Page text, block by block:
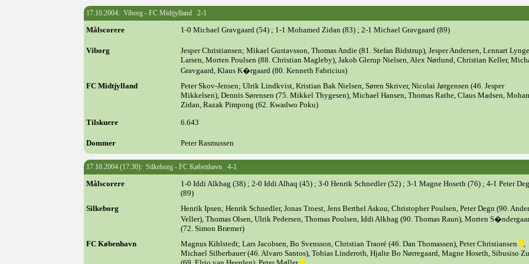
17.10.2004: Viborg - FC Midtjylland 2-1
Målscorere 1-0 Michael Gravgaard (54) ; 1-1 Mohamed Zidan (83) ; 2-1 Michael Gravgaard (89)
Viborg
Jesper Christiansen; Mikael Gustavsson, Thomas Andie (81. Stefan Bidstrup), Jesper Andersen, Lennart Lynge
Larsen, Morten Poulsen (88. Christian Magleby), Jakob Glerup Nielsen, Alex Nørlund, Christian Keller,
Gravgaard, Klaus K�rgaard (80. Kenneth Fabricius)
FC Midtjylland
Peter Skov-Jensen; Ulrik Lindkvist, Kristian Bak Nielsen, Søren Skriver, Nicolai Jørgensen (46. Jesper
Mikkelsen), Dennis Sørensen (75. Mikkel Thygesen), Michael Hansen, Thomas Rathe, Claus Madsen,
Zidan, Razak Pimpong (62. Kwadwo Poku)
Tilskuere
6.643
Dommer Peter Rasmussen
17.10.2004 (17:30): Silkeborg - FC København 4-1
Målscorere
1-0 Iddi Alkhag (38) ; 2-0 Iddi Alhaq (45) ; 3-0 Henrik Schnedler (52) ; 3-1 Magne Hoseth (76) ; 4-1 Peter
(89)
Silkeborg
Henrik Ipsen; Henrik Schnedler, Jonas Troest, Jens Berthel Askou, Christopher Poulsen, Peter Degn (90.
Veller), Thomas Olsen, Ulrik Pedersen, Thomas Poulsen, Iddi Alkhag (90. Thomas Raun), Morten
(72. Simon Bræmer)
FC København
Magnus Kihlstedt; Lars Jacobsen, Bo Svensson, Christian Traoré (46. Dan Thomassen), Peter Christiansen
,
Michael Silberbauer (46. Alvaro Santos), Tobias Linderoth, Hjalte Bo Nørregaard, Magne Hoseth, Sibusiso